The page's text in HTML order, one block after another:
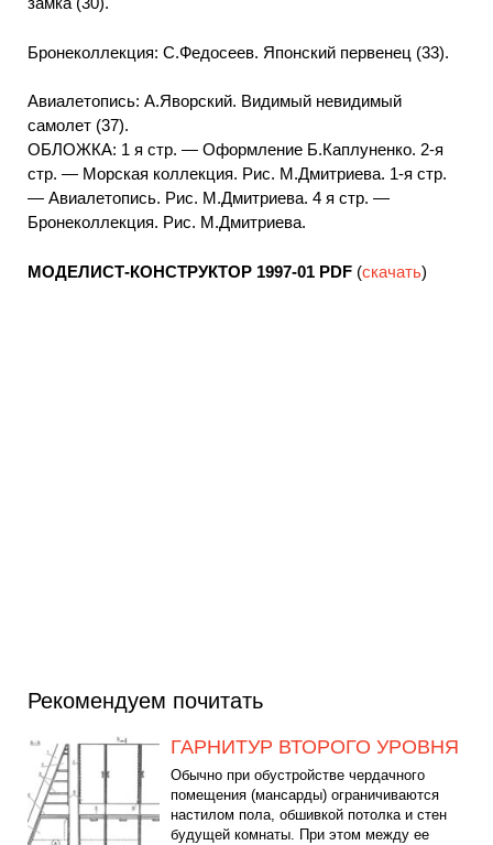
Бронеколлекция: С.Федосеев. Японский первенец (33).
Авиалетопись: А.Яворский. Видимый невидимый
самолет (37).
ОБЛОЖКА: 1 я стр. — Оформление Б.Каплуненко. 2-я
стр. — Морская коллекция. Рис. М.Дмитриева. 1-я стр.
— Авиалетопись. Рис. М.Дмитриева. 4 я стр. —
Бронеколлекция. Рис. М.Дмитриева.
МОДЕЛИСТ-КОНСТРУКТОР 1997-01 PDF (скачать)
Рекомендуем почитать
ГАРНИТУР ВТОРОГО УРОВНЯ
Обычно при обустройстве чердачного
помещения (мансарды) ограничиваются
настилом пола, обшивкой потолка и стен
будущей комнаты. При этом между ее